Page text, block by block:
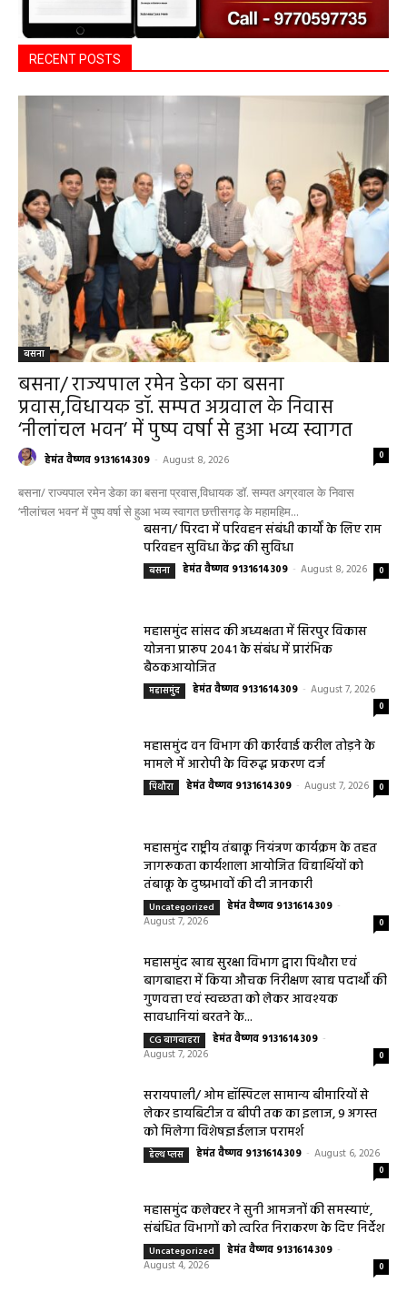
RECENT POSTS
बसना
बसना/ राज्यपाल रमेन डेका का बसना
प्रवास,विधायक डॉ. सम्पत अग्रवाल के निवास
‘नीलांचल भवन’ में पुष्प वर्षा से हुआ भव्य स्वागत
हेमंत वैष्णव 9131614309 - August 8, 2026 0
बसना/ राज्यपाल रमेन डेका का बसना प्रवास,विधायक डॉ. सम्पत अग्रवाल के निवास
‘नीलांचल भवन’ में पुष्प वर्षा से हुआ भव्य स्वागत छत्तीसगढ़ के महामहिम...
बसना/ पिरदा में परिवहन संबंधी कार्यों के लिए राम
परिवहन सुविधा केंद्र की सुविधा
बसना हेमंत वैष्णव 9131614309 - August 8, 2026 0
महासमुंद सांसद की अध्यक्षता में सिरपुर विकास
योजना प्रारूप 2041 के संबंध में प्रारंभिक
बैठकआयोजित
महासमुंद हेमंत वैष्णव 9131614309 - August 7, 2026
0
महासमुंद वन विभाग की कार्रवाई करील तोड़ने के
मामले में आरोपी के विरुद्ध प्रकरण दर्ज
पिथौरा हेमंत वैष्णव 9131614309 - August 7, 2026 0
महासमुंद राष्ट्रीय तंबाकू नियंत्रण कार्यक्रम के तहत
जागरूकता कार्यशाला आयोजित विद्यार्थियों को
तंबाकू के दुष्प्रभावों की दी जानकारी
Uncategorized हेमंत वैष्णव 9131614309 -
August 7, 2026
0
महासमुंद खाद्य सुरक्षा विभाग द्वारा पिथौरा एवं
बागबाहरा में किया औचक निरीक्षण खाद्य पदार्थों की
गुणवत्ता एवं स्वच्छता को लेकर आवश्यक
सावधानियां बरतने के...
CG बागबाहरा हेमंत वैष्णव 9131614309 -
August 7, 2026
0
सरायपाली/ ओम हॉस्पिटल सामान्य बीमारियों से
लेकर डायबिटीज व बीपी तक का इलाज, 9 अगस्त
को मिलेगा विशेषज्ञ ईलाज परामर्श
हेल्थ प्लस हेमंत वैष्णव 9131614309 - August 6, 2026
0
महासमुंद कलेक्टर ने सुनी आमजनों की समस्याएं,
संबंधित विभागों को त्वरित निराकरण के दिए निर्देश
Uncategorized हेमंत वैष्णव 9131614309 -
August 4, 2026
0